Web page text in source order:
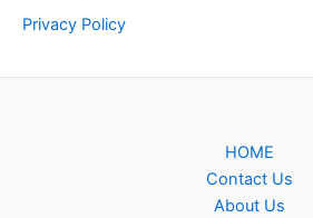
Privacy Policy
HOME
Contact Us
About Us